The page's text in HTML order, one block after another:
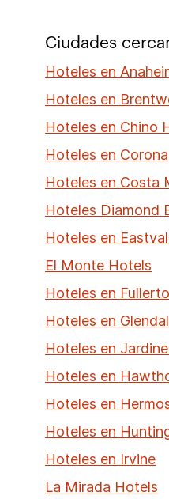
Ciudades
Hoteles en
Hoteles en
Hoteles en Chino
Hoteles en Corona
Hoteles en Costa
Hoteles Diamond
Hoteles en
El Monte Hotels
Hoteles en
Hoteles en
Hoteles en
Hoteles en
Hoteles en
Hoteles en
Hoteles en Irvine
La Mirada Hotels